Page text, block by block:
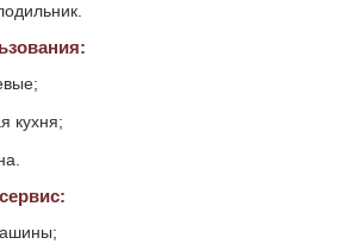
кухня;